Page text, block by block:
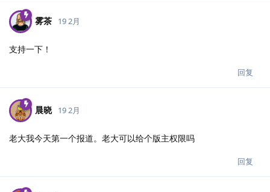
雾茶 19 2月
支持一下！
回复
晨晓 19 2月
老大我今天第一个报道。老大可以给个版主权限吗
回复